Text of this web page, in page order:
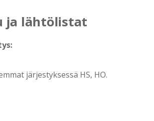
ja lähtölistat
järjestyksessä HS, HO.